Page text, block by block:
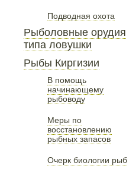
Подводная охота
Рыболовные орудия
типа ловушки
Рыбы Киргизии
В помощь
начинающему
рыбоводу
Меры по
восстановлению
рыбных запасов
Очерк биологии рыб